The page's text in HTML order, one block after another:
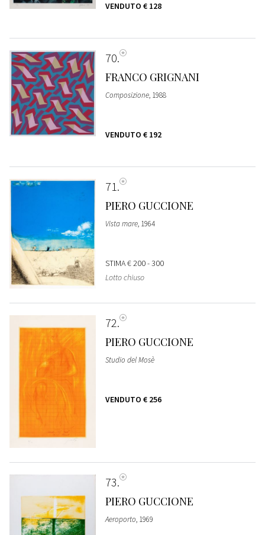
VENDUTO € 128
70
FRANCO GRIGNANI
Composizione, 1988
VENDUTO € 192
71
PIERO GUCCIONE
Vista mare, 1964
STIMA€ 200 - 300
Lotto chiuso
72
PIERO GUCCIONE
Studio del Mosè
VENDUTO € 256
73
PIERO GUCCIONE
Aeroporto, 1969